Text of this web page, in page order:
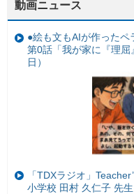
動画ニュース
●絵も文もAIが作ったペ
第0話「我が家に『理
日）
「TDXラジオ」
小学校 田村 久仁子 先